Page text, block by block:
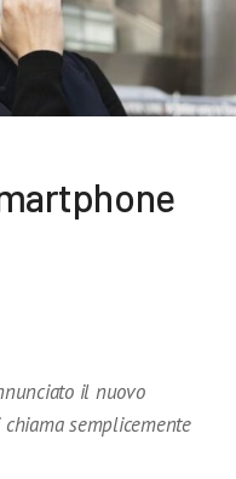
il nuovo
semplicemente